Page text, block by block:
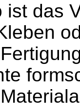
ist das